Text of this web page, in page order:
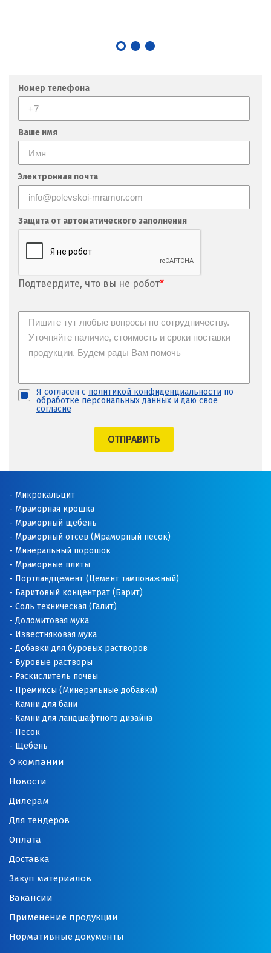
Номер телефона
Ваше имя
Электронная почта
Защита от автоматического заполнения
Подтвердите, что вы не робот*
Я согласен с политикой конфиденциальности по
обработке персональных данных и даю свое
согласие
ОТПРАВИТЬ
О компании
Новости
Дилерам
Для тендеров
Оплата
Доставка
Закуп материалов
Вакансии
Применение продукции
Нормативные документы
Микрокальцит
Мраморная крошка
Мраморный щебень
Мраморный отсев (Мраморный песок)
Минеральный порошок
Мраморные плиты
Портландцемент (Цемент тампонажный)
Баритовый концентрат (Барит)
Соль техническая (Галит)
Доломитовая мука
Известняковая мука
Добавки для буровых растворов
Буровые растворы
Раскислитель почвы
Премиксы (Минеральные добавки)
Камни для бани
Камни для ландшафтного дизайна
Песок
Щебень